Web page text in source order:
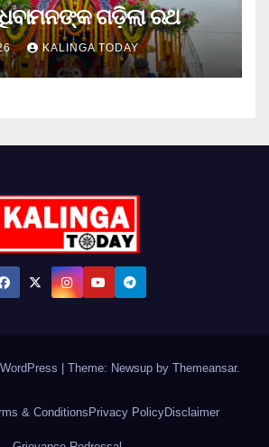
ଗଡ଼ିଲା ରଥ
KALINGA TODAY
Theme: Newsup by Themeansar.
& ConditionsPrivacy PolicyDisclaimer